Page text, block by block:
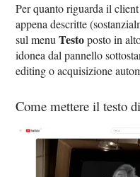
Per quanto riguarda il
appena descritte
sul menuTestoposto in
idonea dal pannello
editing o acquisizione
Come mettere il testo